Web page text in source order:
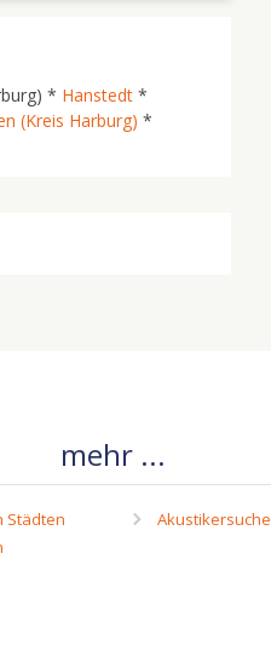
* Hanstedt *
(Kreis Harburg) *
mehr ...
Städten
Akustikersuche